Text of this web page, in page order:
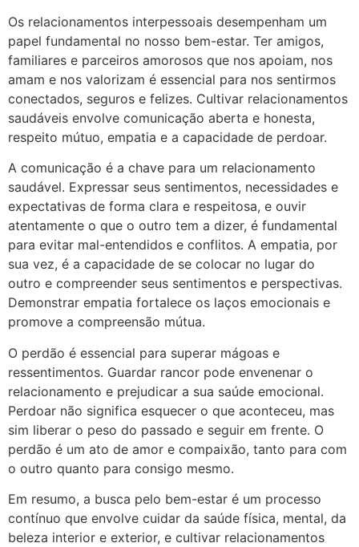
Os relacionamentos interpessoais desempenham um
papel fundamental no nosso bem-estar. Ter amigos,
familiares e parceiros amorosos que nos apoiam, nos
amam e nos valorizam é essencial para nos sentirmos
conectados, seguros e felizes. Cultivar relacionamentos
saudáveis envolve comunicação aberta e honesta,
respeito mútuo, empatia e a capacidade de perdoar.
A comunicação é a chave para um relacionamento
saudável. Expressar seus sentimentos, necessidades e
expectativas de forma clara e respeitosa, e ouvir
atentamente o que o outro tem a dizer, é fundamental
para evitar mal-entendidos e conflitos. A empatia, por
sua vez, é a capacidade de se colocar no lugar do
outro e compreender seus sentimentos e perspectivas.
Demonstrar empatia fortalece os laços emocionais e
promove a compreensão mútua.
O perdão é essencial para superar mágoas e
ressentimentos. Guardar rancor pode envenenar o
relacionamento e prejudicar a sua saúde emocional.
Perdoar não significa esquecer o que aconteceu, mas
sim liberar o peso do passado e seguir em frente. O
perdão é um ato de amor e compaixão, tanto para com
o outro quanto para consigo mesmo.
Em resumo, a busca pelo bem-estar é um processo
contínuo que envolve cuidar da saúde física, mental, da
beleza interior e exterior, e cultivar relacionamentos